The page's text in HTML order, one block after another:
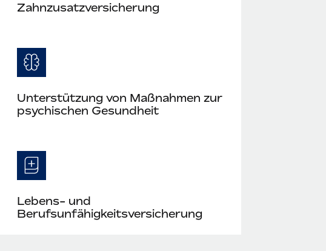
Zahnzusatzversicherung
Unterstützung von Maßnahmen zur
psychischen Gesundheit
Lebens- und
Berufsunfähigkeitsversicherung